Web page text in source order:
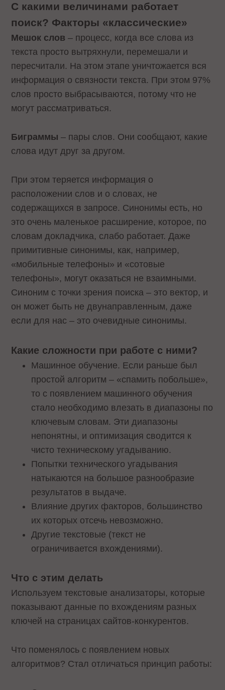
С какими величинами работает
поиск? Факторы «классические»
Мешок слов – процесс, когда все слова из
текста просто вытряхнули, перемешали и
пересчитали. На этом этапе уничтожается вся
информация о связности текста. При этом 97%
слов просто выбрасываются, потому что не
могут рассматриваться.
Биграммы– пары слов. Они сообщают, какие
слова идут друг за другом.
При этом теряется информация о
расположении слов и о словах, не
содержащихся в запросе. Синонимы есть, но
это очень маленькое расширение, которое, по
словам докладчика, слабо работает. Даже
примитивные синонимы, как, например,
«мобильные телефоны» и «сотовые
телефоны», могут оказаться не взаимными.
Синоним с точки зрения поиска – это вектор, и
он может быть не двунаправленным, даже
если для нас – это очевидные синонимы.
Какие сложности при работе с ними?
Машинное обучение. Если раньше был
простой алгоритм – «спамить побольше»,
то с появлением машинного обучения
стало необходимо влезать в диапазоны по
ключевым словам. Эти диапазоны
непонятны, и оптимизация сводится к
чисто техническому угадыванию.
Попытки технического угадывания
натыкаются на большое разнообразие
результатов в выдаче.
Влияние других факторов, большинство
их которых отсечь невозможно.
Другие текстовые (текст не
ограничивается вхождениями).
Что с этим делать
Используем текстовые анализаторы, которые
показывают данные по вхождениям разных
ключей на страницах сайтов-конкурентов.
Что поменялось с появлением новых
алгоритмов? Стал отличаться принцип работы: